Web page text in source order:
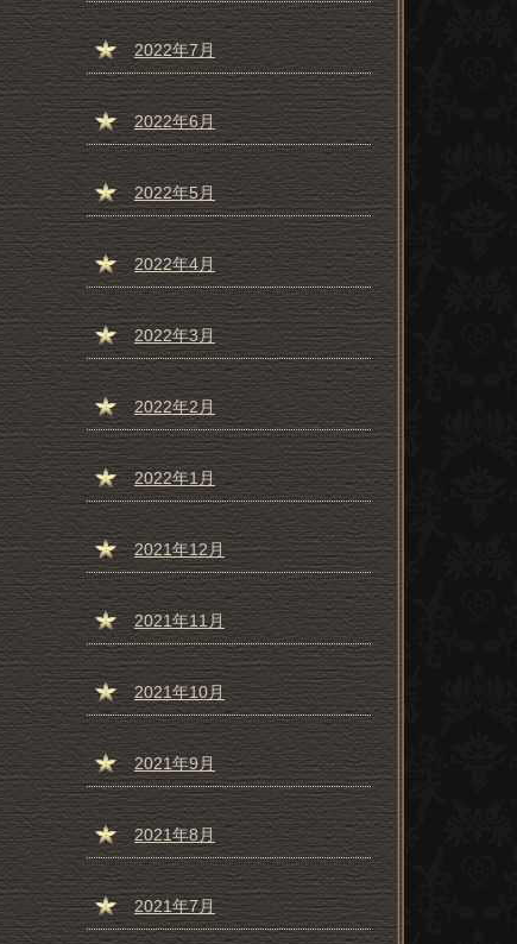
2022年7月
2022年6月
2022年5月
2022年4月
2022年3月
2022年2月
2022年1月
2021年12月
2021年11月
2021年10月
2021年9月
2021年8月
2021年7月